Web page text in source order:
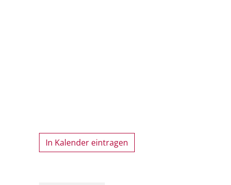
In Kalender eintragen